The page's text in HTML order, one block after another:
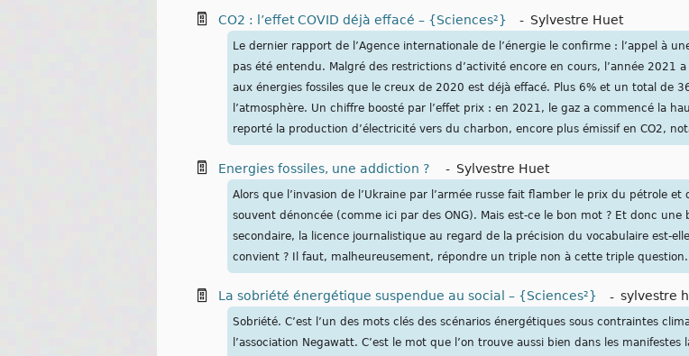
CO2 : l’effet COVID déjà effacé – {Sciences²} - Sylvestre Huet
Le dernier rapport de l’Agence internationale de l’énergie le confirme : l’appel à
pas été entendu. Malgré des restrictions d’activité encore en cours, l’année 2021
aux énergies fossiles que le creux de 2020 est déjà effacé. Plus 6% et un total de
l’atmosphère. Un chiffre boosté par l’effet prix : en 2021, le gaz a commencé la
reporté la production d’électricité vers du charbon, encore plus émissif en CO2,
Energies fossiles, une addiction ? - Sylvestre Huet
Alors que l’invasion de l’Ukraine par l’armée russe fait flamber le prix du pétrole
souvent dénoncée (comme ici par des ONG). Mais est-ce le bon mot ? Et donc
secondaire, la licence journalistique au regard de la précision du vocabulaire est-
convient ? Il faut, malheureusement, répondre un triple non à cette triple question.
La sobriété énergétique suspendue au social – {Sciences²} - sylvestre
Sobriété. C’est l’un des mots clés des scénarios énergétiques sous contraintes
l’association Negawatt. C’est le mot que l’on trouve aussi bien dans les